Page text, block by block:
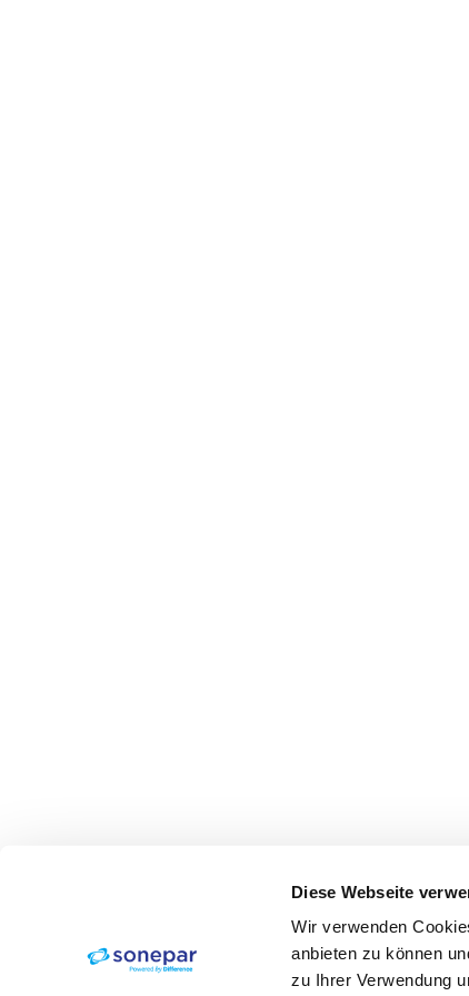
Diese Webseite
Wir verwenden
anbieten zu können
zu Ihrer Verwendung